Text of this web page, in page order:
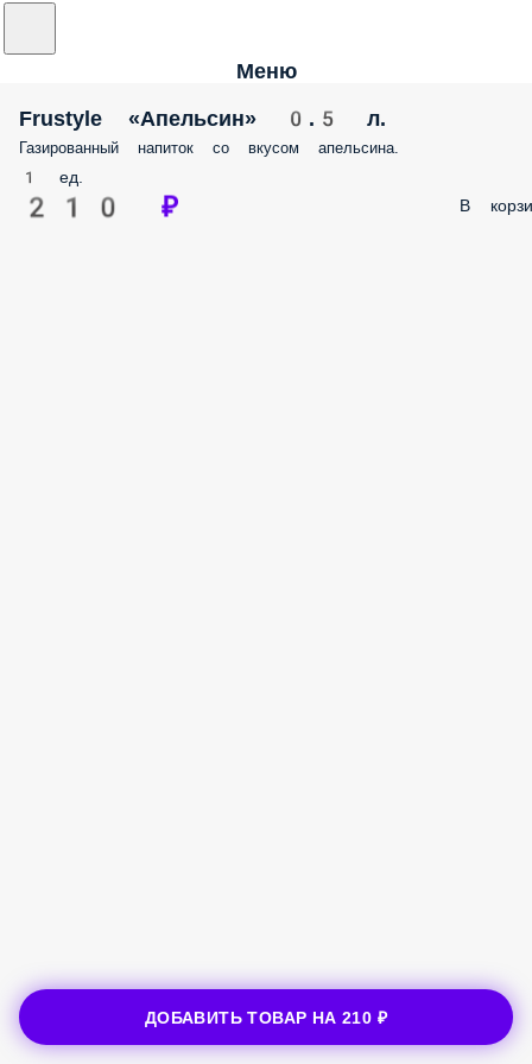
Меню
Frustyle «Апельсин» 0.5 л.
Газированный напиток со вкусом апельсина.
1 ед.
210 ₽ В
ДОБАВИТЬ ТОВАР НА210 ₽